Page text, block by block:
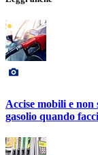
Accise mobili e non
gasolio quando